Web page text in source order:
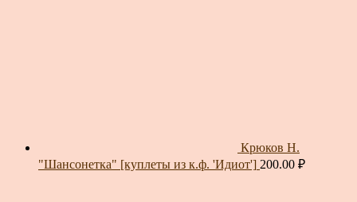
Крюков Н.
"Шансонетка" [куплеты из к.ф. 'Идиот'] 200.00 ₽